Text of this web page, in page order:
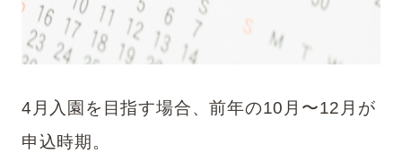
4月入園を目指す場合、前年の10月〜12月が
申込時期。